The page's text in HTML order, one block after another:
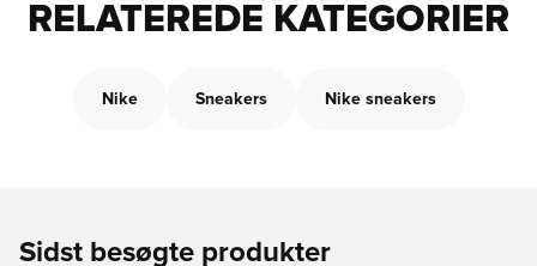
RELATEREDE KATEGORIER
Nike Sneakers Nike sneakers
Sidst besøgte produkter